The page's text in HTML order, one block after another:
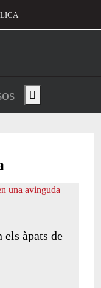
d'usuari
de
Show main menu
els àpats de